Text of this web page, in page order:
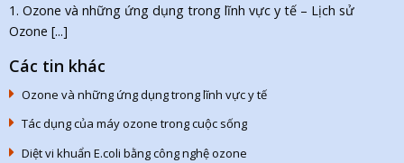
1. Ozone và những ứng dụng trong lĩnh vực y tế – Lịch sử
Ozone [...]
Các tin khác
Ozone và những ứng dụng trong lĩnh vực y tế
Tác dụng của máy ozone trong cuộc sống
Diệt vi khuẩn E.coli bằng công nghệ ozone